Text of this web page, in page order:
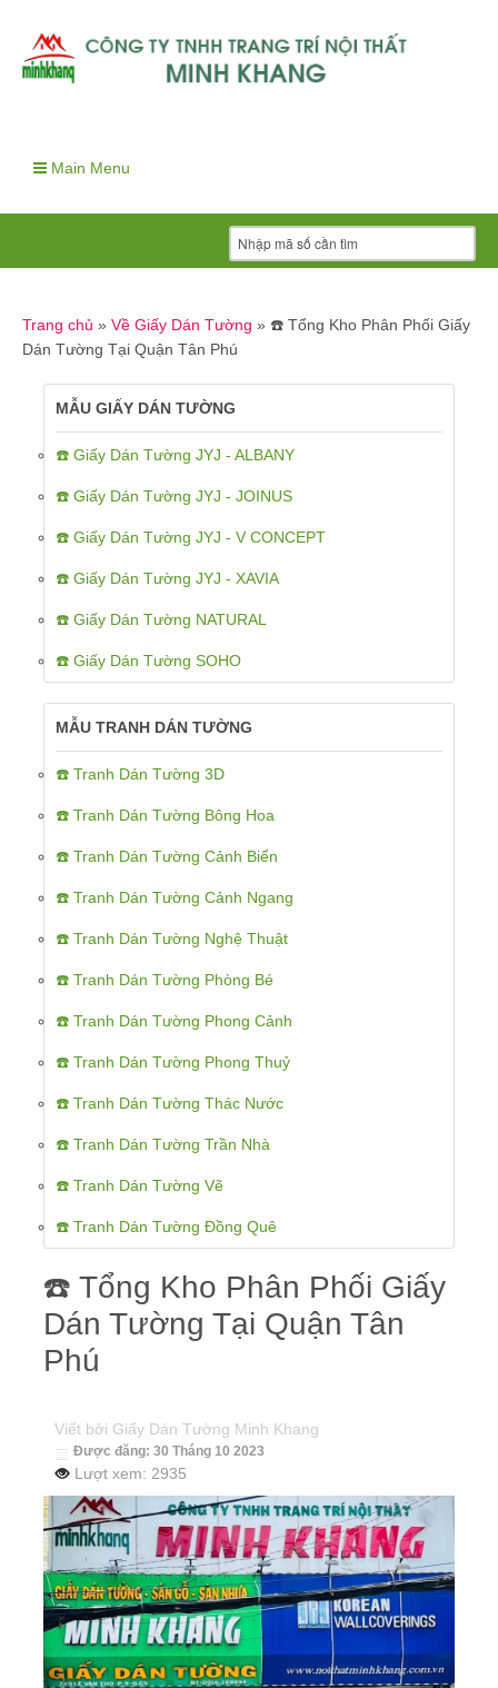
Main Menu
Trang chủ » Về Giấy Dán Tường » ☎️ Tổng Kho Phân Phối Giấy
Dán Tường Tại Quận Tân Phú
MẪU GIẤY DÁN TƯỜNG
☎️ Giấy Dán Tường JYJ - ALBANY
☎️ Giấy Dán Tường JYJ - JOINUS
☎️ Giấy Dán Tường JYJ - V CONCEPT
☎️ Giấy Dán Tường JYJ - XAVIA
☎️ Giấy Dán Tường NATURAL
☎️ Giấy Dán Tường SOHO
MẪU TRANH DÁN TƯỜNG
☎️ Tranh Dán Tường 3D
☎️ Tranh Dán Tường Bông Hoa
☎️ Tranh Dán Tường Cảnh Biển
☎️ Tranh Dán Tường Cảnh Ngang
☎️ Tranh Dán Tường Nghệ Thuật
☎️ Tranh Dán Tường Phòng Bé
☎️ Tranh Dán Tường Phong Cảnh
☎️ Tranh Dán Tường Phong Thuỷ
☎️ Tranh Dán Tường Thác Nước
☎️ Tranh Dán Tường Trần Nhà
☎️ Tranh Dán Tường Vẽ
☎️ Tranh Dán Tường Đồng Quê
☎️ Tổng Kho Phân Phối Giấy
Dán Tường Tại Quận Tân
Phú
Viết bởi Giấy Dán Tường Minh Khang
Được đăng: 30 Tháng 10 2023
Lượt xem: 2935